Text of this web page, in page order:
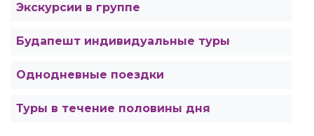
Экскурсии в группе
Будапешт индивидуальные туры
Однодневные поездки
Туры в течение половины дня